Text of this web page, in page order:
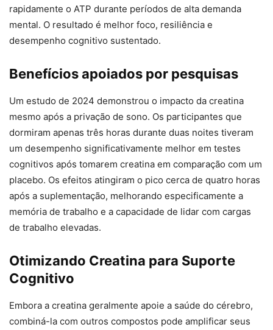
rapidamente o ATP durante períodos de alta demanda
mental. O resultado é melhor foco, resiliência e
desempenho cognitivo sustentado.
Benefícios apoiados por pesquisas
Um estudo de 2024 demonstrou o impacto da creatina
mesmo após a privação de sono. Os participantes que
dormiram apenas três horas durante duas noites tiveram
um desempenho significativamente melhor em testes
cognitivos após tomarem creatina em comparação com um
placebo. Os efeitos atingiram o pico cerca de quatro horas
após a suplementação, melhorando especificamente a
memória de trabalho e a capacidade de lidar com cargas
de trabalho elevadas.
Otimizando Creatina para Suporte
Cognitivo
Embora a creatina geralmente apoie a saúde do cérebro,
combiná-la com outros compostos pode amplificar seus